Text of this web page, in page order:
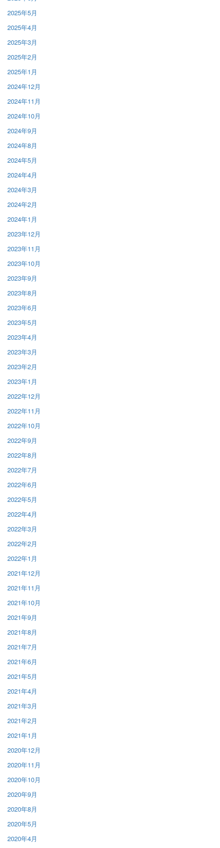
2025年5月
2025年4月
2025年3月
2025年2月
2025年1月
2024年12月
2024年11月
2024年10月
2024年9月
2024年8月
2024年5月
2024年4月
2024年3月
2024年2月
2024年1月
2023年12月
2023年11月
2023年10月
2023年9月
2023年8月
2023年6月
2023年5月
2023年4月
2023年3月
2023年2月
2023年1月
2022年12月
2022年11月
2022年10月
2022年9月
2022年8月
2022年7月
2022年6月
2022年5月
2022年4月
2022年3月
2022年2月
2022年1月
2021年12月
2021年11月
2021年10月
2021年9月
2021年8月
2021年7月
2021年6月
2021年5月
2021年4月
2021年3月
2021年2月
2021年1月
2020年12月
2020年11月
2020年10月
2020年9月
2020年8月
2020年5月
2020年4月